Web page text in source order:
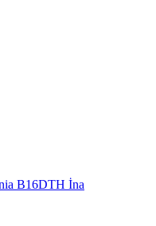
B16DTH İna